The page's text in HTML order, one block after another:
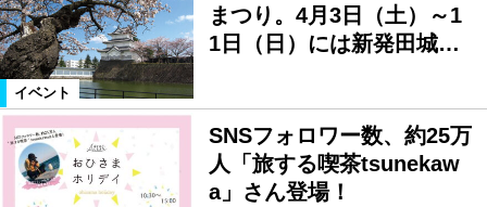
イベント
まつり。4月3日（土）～1
1日（日）には新発田城…
SNSフォロワー数、約25万
人「旅する喫茶tsunekaw
a」さん登場！